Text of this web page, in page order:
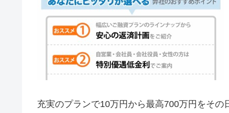
充実のプランで10万円から最高700万円をその